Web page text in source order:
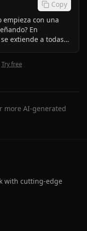
Copy
empieza con una
En
extiende a todas
online de
en video.
sitio y un
Try free
more AI-generated
with cutting-edge